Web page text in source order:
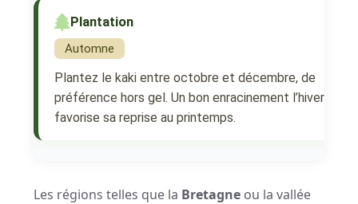
Plantation
Automne
Plantez le kaki entre octobre et décembre, de
préférence hors gel. Un bon enracinement l’hiver
favorise sa reprise au printemps.
Les régions telles que la Bretagne ou la vallée